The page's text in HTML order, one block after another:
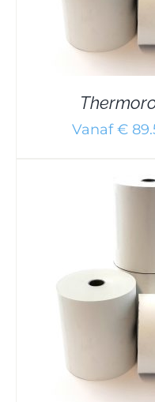
Vanaf €